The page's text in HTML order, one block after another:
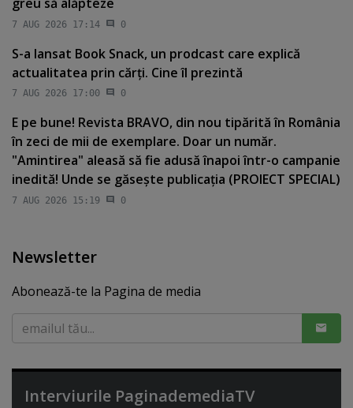
greu să alăpteze
7 AUG 2026 17:14 0
S-a lansat Book Snack, un prodcast care explică
actualitatea prin cărţi. Cine îl prezintă
7 AUG 2026 17:00 0
E pe bune! Revista BRAVO, din nou tipărită în România
în zeci de mii de exemplare. Doar un număr.
"Amintirea" aleasă să fie adusă înapoi într-o campanie
inedită! Unde se găseşte publicaţia (PROIECT SPECIAL)
7 AUG 2026 15:19 0
Newsletter
Abonează-te la Pagina de media
Interviurile PaginademediaTV